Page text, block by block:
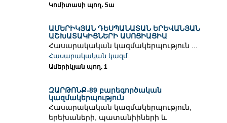
Կոմիտասի պող․ 5ա
ԱՄԵՐԻԿՅԱՆ ԴԵՍՊԱՆԱՏԱՆ ԵՐԵՎԱՆՅԱՆ
ԱՇԽԱՏԱԿԻՑՆԵՐԻ ԱՍՈՑԻԱՑԻԱ
Հասարակական կազմակերպություն ...
Հասարակական կազմ.
Ամերիկյան պող. 1
ԶԱՐԹՈՆՔ-89 բարեգործական
կազմակերպություն
Հասարակական կազմակերպություն,
երեխաների, պատանիիների և